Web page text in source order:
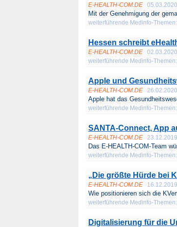
E-HEALTH-COM.DE
Mit der Genehmigung der
weiterführende Medinfo-Themen:
Hessen schreibt
E-HEALTH-COM.DE
weiterführende Medinfo-Themen:
Apple und
E-HEALTH-COM.DE
Apple hat das
weiterführende Medinfo-Themen:
SANTA-Connect, App
E-HEALTH-COM.DE
Das E-HEALTH-COM-Team
weiterführende Medinfo-Themen:
„Die größte Hürde bei
E-HEALTH-COM.DE
Wie positionieren sich die
weiterführende Medinfo-Themen:
Digitalisierung für die